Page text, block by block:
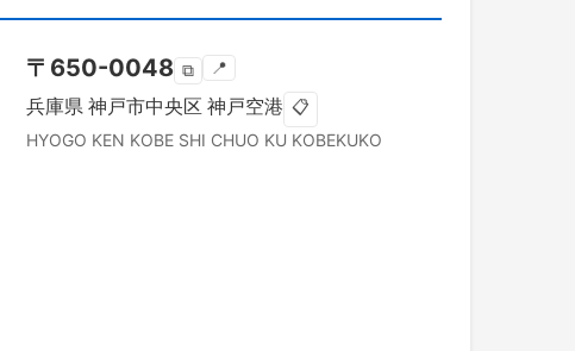
〒 650-0048 ⧉ 📍
兵庫県 神戸市中央区 神戸空港 📋
HYOGO KEN KOBE SHI CHUO KU KOBEKUKO